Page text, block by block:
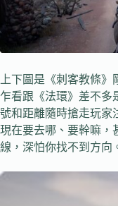
上下圖是《刺客教條
乍看跟《法環》差不多
號和距離隨時搶走玩家
現在要去哪、要幹嘛，
線，深怕你找不到方向